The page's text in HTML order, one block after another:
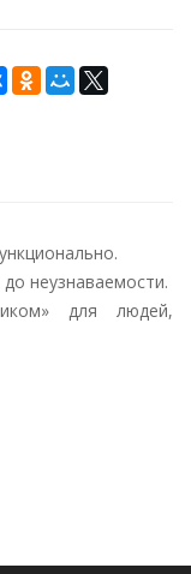
неузнаваемости.
для людей,